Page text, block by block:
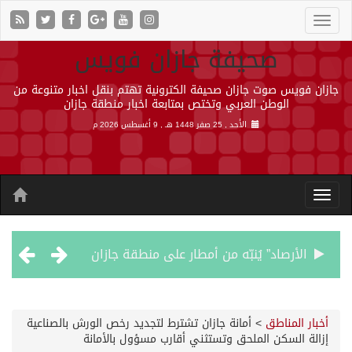
صحيفة جازان فويس
جازان فويس صوت جازان صحيفة الكترونية تهتم بنقل اخبار متنوعة من
الوطن العربي وتختص بمتابعة اخبار منطقة جازان
الأحد , 25 صفر 1448 هـ , 9 أغسطس 2026 م
الأرصاد” يُنبّه من أمطار على منطقة جازان
أخبار المناطق >أمانة جازان تشترط لتجديد رخص الورش بالصناعية
إزالة السكن الملحق وتستثني أقارب مسؤول بالأمانة